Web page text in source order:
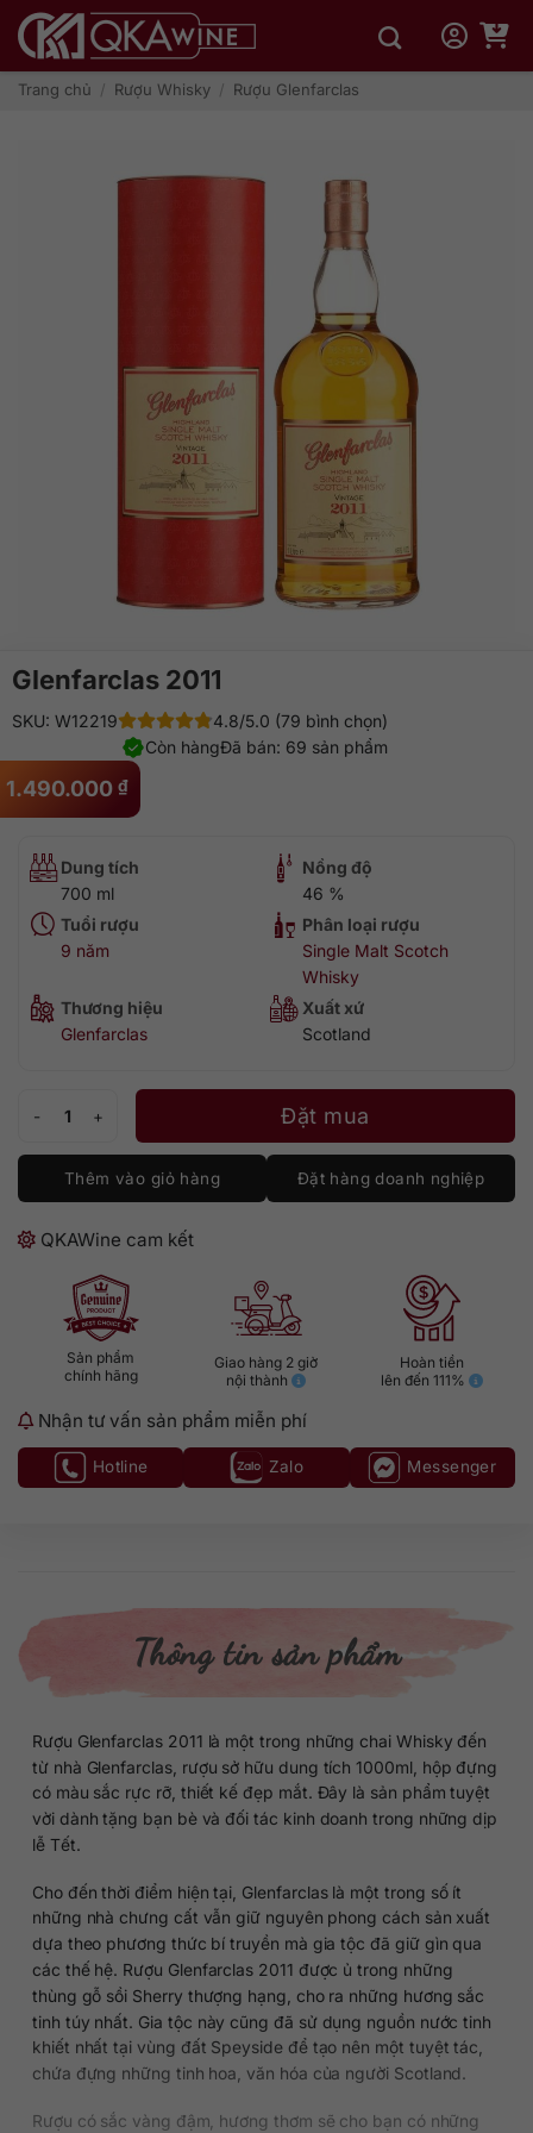
qua
dungTrang chủ / Rượu Whisky / Rượu Glenfarclas
Glenfarclas 2011
1.490.000 ₫
SKU: W12219
4.8/5.0 (79 bình chọn)
Đã bán: 69 sản phẩm
Còn hàng
Dung tích
700 ml
Nồng độ
46 %
Tuổi rượu
9 năm
Phân loại rượu
Single Malt Scotch
Whisky
Thương hiệu
Glenfarclas
Xuất xứ
Scotland
Đặt mua
Thêm vào giỏ hàng Đặt hàng doanh nghiệp
QKAWine cam kết
Sản phẩm
chính hãng
Giao hàng 2 giờ
nội thành
Hoàn tiền
lên đến 111%
Nhận tư vấn sản phẩm miễn phí
Hotline Zalo Messenger
Thông tin sản phẩm
Rượu Glenfarclas 2011 là một trong những chai Whisky đến
từ nhà Glenfarclas, rượu sở hữu dung tích 1000ml, hộp đựng
có màu sắc rực rỡ, thiết kế đẹp mắt. Đây là sản phẩm tuyệt
vời dành tặng bạn bè và đối tác kinh doanh trong những dịp
lễ Tết.
Cho đến thời điểm hiện tại, Glenfarclas là một trong số ít
những nhà chưng cất vẫn giữ nguyên phong cách sản xuất
dựa theo phương thức bí truyền mà gia tộc đã giữ gìn qua
các thế hệ. Rượu Glenfarclas 2011 được ủ trong những
thùng gỗ sồi Sherry thượng hạng, cho ra những hương sắc
tinh túy nhất. Gia tộc này cũng đã sử dụng nguồn nước tinh
khiết nhất tại vùng đất Speyside để tạo nên một tuyệt tác,
chứa đựng những tinh hoa, văn hóa của người Scotland.
Rượu có sắc vàng đậm, hương thơm sẽ cho bạn có những